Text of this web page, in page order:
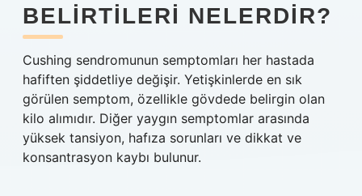
BELIRTILERI NELERDIR?
Cushing sendromunun semptomları her hastada
hafiften şiddetliye değişir. Yetişkinlerde en sık
görülen semptom, özellikle gövdede belirgin olan
kilo alımıdır. Diğer yaygın semptomlar arasında
yüksek tansiyon, hafıza sorunları ve dikkat ve
konsantrasyon kaybı bulunur.